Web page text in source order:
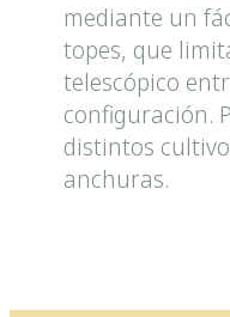
mediante un
topes, que
telescópico
configuración.
distintos
anchuras.